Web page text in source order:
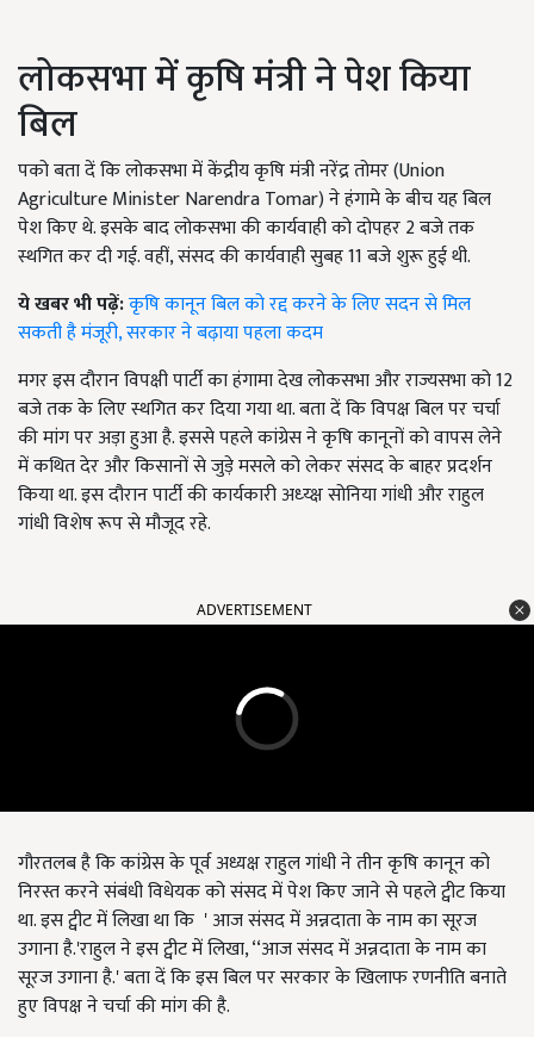
लोकसभा में कृषि मंत्री ने पेश किया
बिल
पको बता दें कि लोकसभा में केंद्रीय कृषि मंत्री नरेंद्र तोमर (Union
Agriculture Minister Narendra Tomar) ने हंगामे के बीच यह बिल
पेश किए थे. इसके बाद लोकसभा की कार्यवाही को दोपहर 2 बजे तक
स्थगित कर दी गई. वहीं, संसद की कार्यवाही सुबह 11 बजे शुरू हुई थी.
ये खबर भी पढ़ें:कृषि कानून बिल को रद्द करने के लिए सदन से मिल
सकती है मंजूरी, सरकार ने बढ़ाया पहला कदम
मगर इस दौरान विपक्षी पार्टी का हंगामा देख लोकसभा और राज्यसभा को 12
बजे तक के लिए स्थगित कर दिया गया था. बता दें कि विपक्ष बिल पर चर्चा
की मांग पर अड़ा हुआ है. इससे पहले कांग्रेस ने कृषि कानूनों को वापस लेने
में कथित देर और किसानों से जुड़े मसले को लेकर संसद के बाहर प्रदर्शन
किया था. इस दौरान पार्टी की कार्यकारी अध्य्क्ष सोनिया गांधी और राहुल
गांधी विशेष रूप से मौजूद रहे.
ADVERTISEMENT
गौरतलब है कि कांग्रेस के पूर्व अध्यक्ष राहुल गांधी ने तीन कृषि कानून को
निरस्त करने संबंधी विधेयक को संसद में पेश किए जाने से पहले ट्वीट किया
था. इस ट्वीट में लिखा था कि ' आज संसद में अन्नदाता के नाम का सूरज
उगाना है.'राहुल ने इस ट्वीट में लिखा, ‘‘आज संसद में अन्नदाता के नाम का
सूरज उगाना है.' बता दें कि इस बिल पर सरकार के खिलाफ रणनीति बनाते
हुए विपक्ष ने चर्चा की मांग की है.